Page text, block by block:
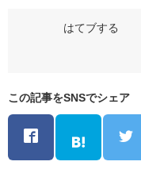
この記事をSNSでシェア